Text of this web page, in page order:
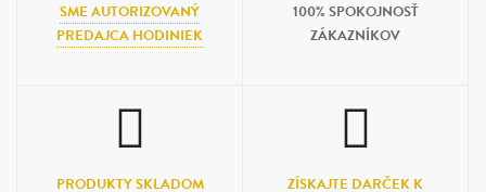
SME AUTORIZOVANÝ
PREDAJCA HODINIEK
100% SPOKOJNOSŤ
ZÁKAZNÍKOV
PRODUKTY SKLADOM
ZÍSKAJTE DARČEK K